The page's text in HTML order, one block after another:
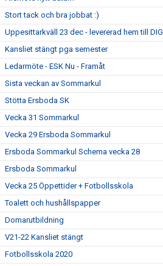
Stort tack och bra jobbat :)
Uppesittarkväll 23 dec - levererad hem till DIG
Kansliet stängt pga semester
Ledarmöte - ESK Nu - Framåt
Sista veckan av Sommarkul
Stötta Ersboda SK
Vecka 31 Sommarkul
Vecka 29 Ersboda Sommarkul
Ersboda Sommarkul Schema vecka 28
Ersboda Sommarkul
Vecka 25 Öppettider + Fotbollsskola
Toalett och hushållspapper
Domarutbildning
V21-22 Kansliet stängt
Fotbollsskola 2020